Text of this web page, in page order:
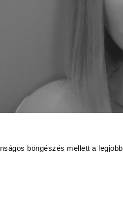
böngészés mellett a legjobb